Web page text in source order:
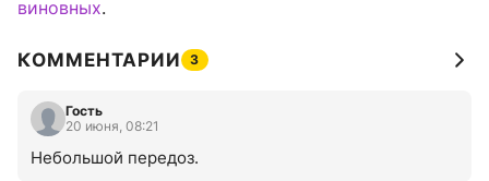
виновных.
КОММЕНТАРИИ 3
Гость
20 июня, 08:21
Небольшой передоз.